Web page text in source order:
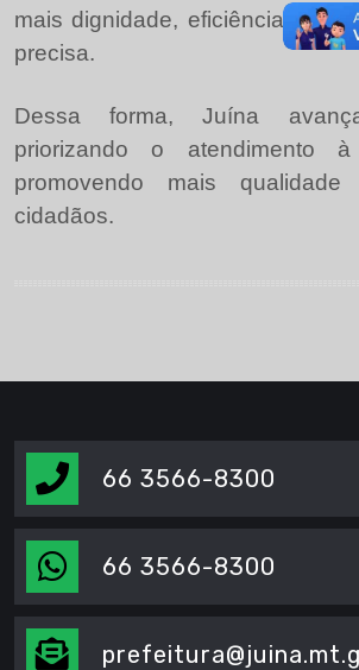
mais dignidade, eficiência e
precisa.
Dessa forma, Juína
priorizando o atendimento
promovendo mais
cidadãos.
66 3566-8300
66 3566-8300